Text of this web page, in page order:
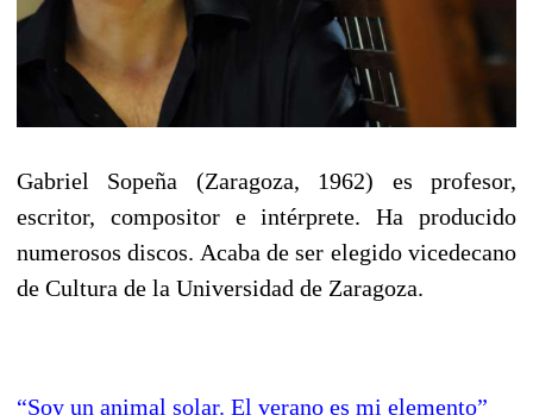
Gabriel Sopeña (Zaragoza, 1962) es profesor,
escritor, compositor e intérprete. Ha producido
numerosos discos. Acaba de ser elegido vicedecano
de Cultura de la Universidad de Zaragoza.
“Soy un animal solar. El verano es mi elemento”